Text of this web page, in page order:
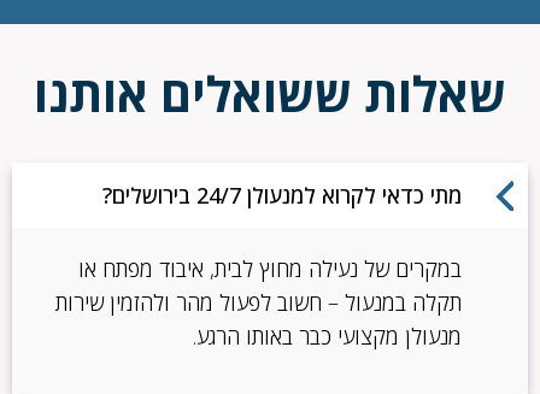
שאלות ששואלים אותנו
מתי כדאי לקרוא למנעולן 24/7 בירושלים?
במקרים של נעילה מחוץ לבית, איבוד מפתח או
תקלה במנעול – חשוב לפעול מהר ולהזמין שירות
מנעולן מקצועי כבר באותו הרגע.